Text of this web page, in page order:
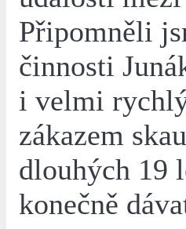
Připomněli
činnosti
i velmi
zákazem
dlouhých 19
konečně